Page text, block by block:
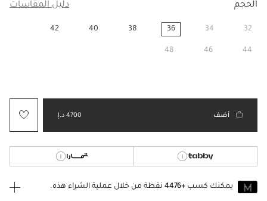
الحجم دليل المقاسات
32
34
36
38
40
42
44
46
48
أضف 4700 د.إ
يمكنك كسب +4476
نقطة من خلال عملية الشراء هذه.